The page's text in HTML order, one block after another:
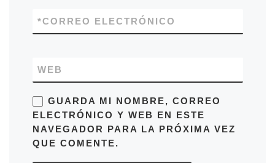
CORREO ELECTRÓNICO
*
WEB
GUARDA MI NOMBRE, CORREO
ELECTRÓNICO Y WEB EN ESTE
NAVEGADOR PARA LA PRÓXIMA VEZ
QUE COMENTE.